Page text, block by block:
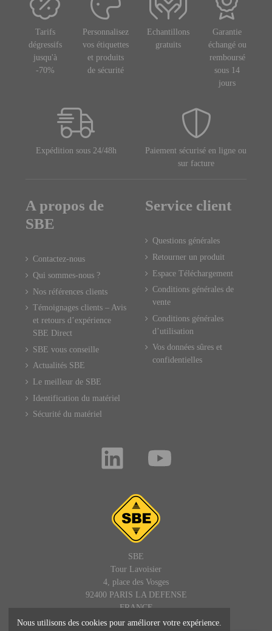
Tarifs
dégressifs
jusqu'à
-70%
Personnalisez
vos étiquettes
et produits
de sécurité
Echantillons
gratuits
Garantie
échangé ou
remboursé
sous 14
jours
Expédition sous 24/48h
Paiement sécurisé en ligne ou
sur facture
A propos de
SBE
Contactez-nous
Qui sommes-nous ?
Nos références clients
Témoignages clients – Avis
et retours d’expérience
SBE Direct
SBE vous conseille
Actualités SBE
Le meilleur de SBE
Identification du matériel
Sécurité du matériel
Service client
Questions générales
Retourner un produit
Espace Téléchargement
Conditions générales de
vente
Conditions générales
d’utilisation
Vos données sûres et
confidentielles
SBE
Tour Lavoisier
4, place des Vosges
92400 PARIS LA DEFENSE
FRANCE
Nous utilisons des cookies pour améliorer votre expérience.